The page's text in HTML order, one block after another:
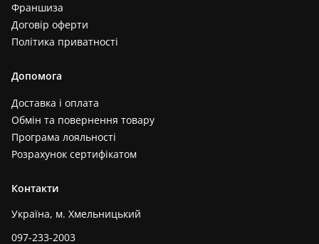
Франшиза
Договір оферти
Політика приватності
Допомога
Доставка і оплата
Обмін та повернення товару
Програма лояльності
Розрахунок сертифікатом
Контакти
Україна, м. Хмельницький
097-233-2003